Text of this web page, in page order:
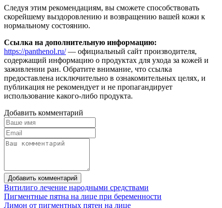
Следуя этим рекомендациям, вы сможете способствовать
скорейшему выздоровлению и возвращению вашей кожи к
нормальному состоянию.
Ссылка на дополнительную информацию:
https://panthenol.ru/— официальный сайт производителя,
содержащий информацию о продуктах для ухода за кожей и
заживлении ран. Обратите внимание, что ссылка
предоставлена исключительно в ознакомительных целях, и
публикация не рекомендует и не пропагандирует
использование какого-либо продукта.
Добавить комментарий
Добавить комментарий
Витилиго лечение народными средствами
Пигментные пятна на лице при беременности
Лимон от пигментных пятен на лице